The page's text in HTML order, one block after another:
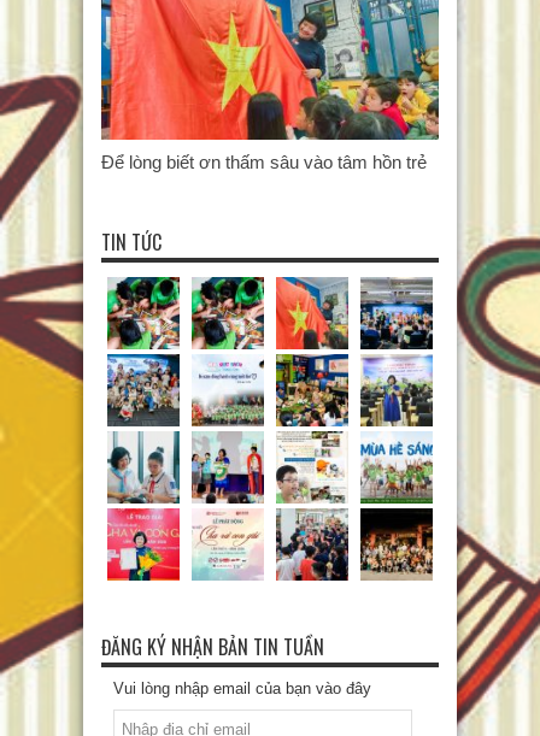
Để lòng biết ơn thấm sâu vào tâm hồn trẻ
TIN TỨC
ĐĂNG KÝ NHẬN BẢN TIN TUẦN
Vui lòng nhập email của bạn vào đây